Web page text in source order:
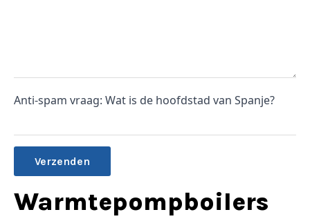
Anti-spam vraag: Wat is de hoofdstad van Spanje?
Alternative:
Warmtepompboilers